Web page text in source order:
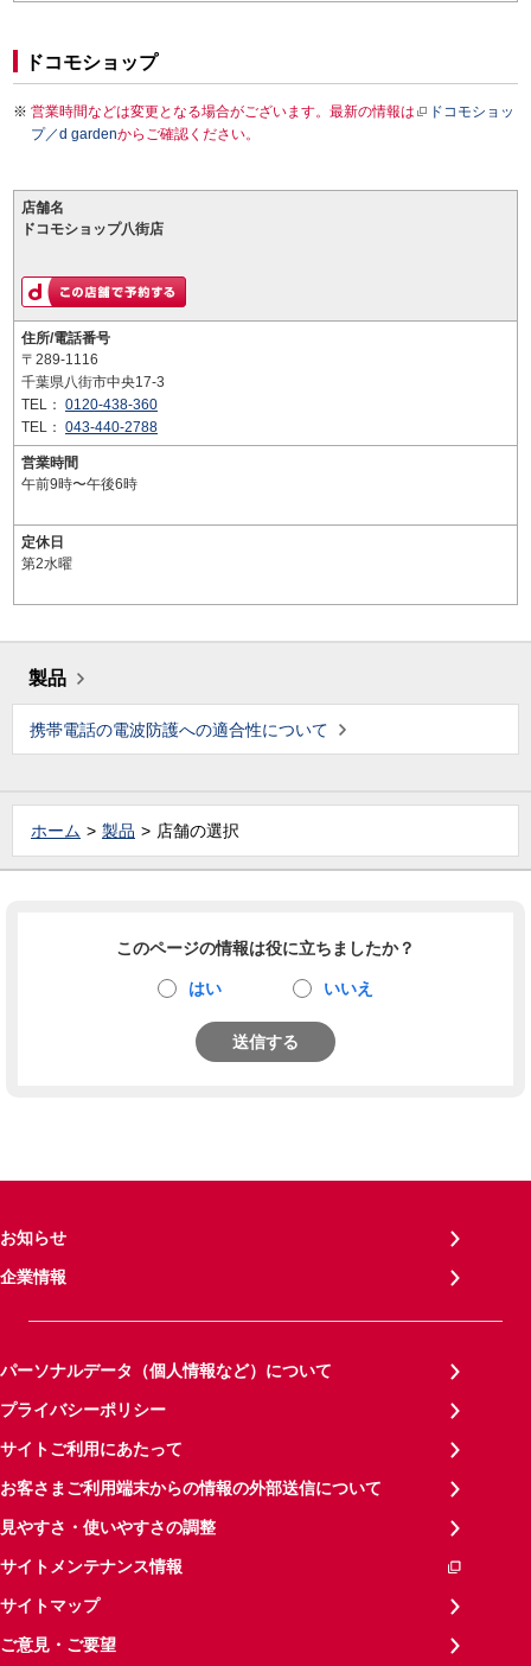
ドコモショップ
営業時間などは変更となる場合がございます。最新の情報は
ドコモショッ
プ／d gardenからご確認ください。
店舗名
ドコモショップ八街店
住所/電話番号
〒289-1116
千葉県八街市中央17-3
TEL： 0120-438-360
TEL： 043-440-2788
営業時間
午前9時〜午後6時
定休日
第2水曜
製品
携帯電話の電波防護への適合性について
ホーム 製品 店舗の選択
このページの情報は役に立ちましたか？
はい いいえ
送信する
お知らせ
企業情報
パーソナルデータ（個人情報など）について
プライバシーポリシー
サイトご利用にあたって
お客さまご利用端末からの情報の外部送信について
見やすさ・使いやすさの調整
サイトメンテナンス情報
サイトマップ
ご意見・ご要望